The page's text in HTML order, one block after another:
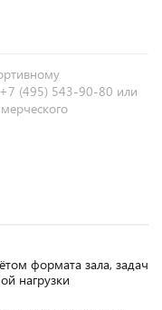
(495) 543-90-80 или
формата зала, задач
нагрузки